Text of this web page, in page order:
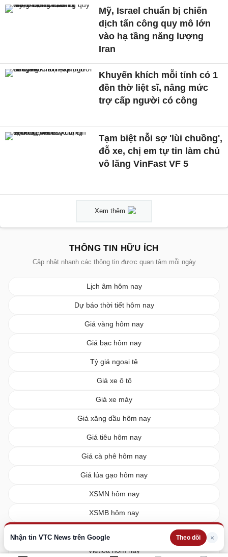
Nhận tin VTC News trên Google Theo dõi ×
Mỹ, Israel chuẩn bị chiến
dịch tấn công quy mô lớn
vào hạ tầng năng lượng
Iran
Khuyến khích mỗi tỉnh có 1
đền thờ liệt sĩ, nâng mức
trợ cấp người có công
Tạm biệt nỗi sợ 'lùi chuồng',
đỗ xe, chị em tự tin làm chủ
vô lăng VinFast VF 5
Xem thêm
THÔNG TIN HỮU ÍCH
Cập nhật nhanh các thông tin được quan tâm mỗi ngày
Lịch âm hôm nay
Dự báo thời tiết hôm nay
Giá vàng hôm nay
Giá bạc hôm nay
Tỷ giá ngoại tệ
Giá xe ô tô
Giá xe máy
Giá xăng dầu hôm nay
Giá tiêu hôm nay
Giá cà phê hôm nay
Giá lúa gạo hôm nay
XSMN hôm nay
XSMB hôm nay
Vietlott hôm nay